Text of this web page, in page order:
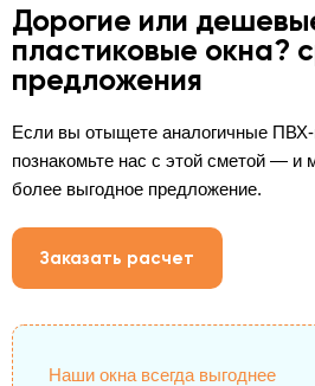
Дорогие или
пластиковые окна?
предложения
Если вы отыщете аналогичные
познакомьте нас с этой сметой —
более выгодное предложение.
Заказать расчет
Наши окна всегда выгоднее